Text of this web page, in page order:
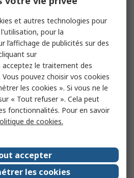
et autres technologies pour
pour la
l’affichage de publicités sur des
sur
le traitement des
pouvez choisir vos cookies
les cookies ». Si vous ne le
« Tout refuser ». Cela peut
fonctionnalités. Pour en savoir
de cookies.
accepter
les cookies